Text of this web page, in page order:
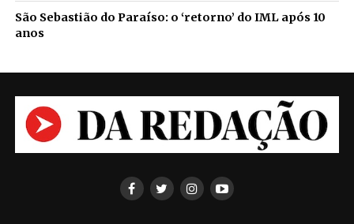
São Sebastião do Paraíso: o ‘retorno’ do IML após 10
anos